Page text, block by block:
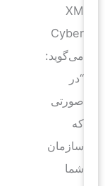
XM
Cyber
می‌گوید:
“در
صورتی
سازمان
شما